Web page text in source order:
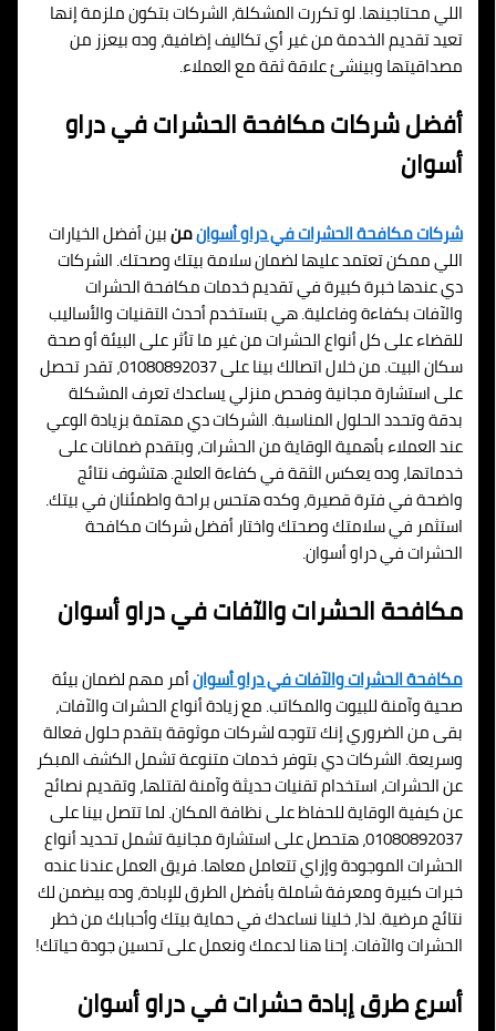
اللي محتاجينها. لو تكررت المشكلة، الشركات بتكون ملزمة إنها
تعيد تقديم الخدمة من غير أي تكاليف إضافية، وده بيعزز من
مصداقيتها وبينشئ علاقة ثقة مع العملاء.
أفضل شركات مكافحة الحشرات في دراو
أسوان
شركات مكافحة الحشرات في دراو أسوانمنبين أفضل الخيارات
اللي ممكن تعتمد عليها لضمان سلامة بيتك وصحتك. الشركات
دي عندها خبرة كبيرة في تقديم خدمات مكافحة الحشرات
والآفات بكفاءة وفاعلية. هي بتستخدم أحدث التقنيات والأساليب
للقضاء على كل أنواع الحشرات من غير ما تأثر على البيئة أو صحة
سكان البيت. من خلال اتصالك بينا على 01080892037، تقدر تحصل
على استشارة مجانية وفحص منزلي يساعدك تعرف المشكلة
بدقة وتحدد الحلول المناسبة. الشركات دي مهتمة بزيادة الوعي
عند العملاء بأهمية الوقاية من الحشرات، وبتقدم ضمانات على
خدماتها، وده يعكس الثقة في كفاءة العلاج. هتشوف نتائج
واضحة في فترة قصيرة، وكده هتحس براحة واطمئنان في بيتك.
استثمر في سلامتك وصحتك واختار أفضل شركات مكافحة
الحشرات في دراو أسوان.
مكافحة الحشرات والآفات في دراو أسوان
مكافحة الحشرات والآفات في دراو أسوانأمر مهم لضمان بيئة
صحية وآمنة للبيوت والمكاتب. مع زيادة أنواع الحشرات والآفات،
بقى من الضروري إنك تتوجه لشركات موثوقة بتقدم حلول فعالة
وسريعة. الشركات دي بتوفر خدمات متنوعة تشمل الكشف المبكر
عن الحشرات، استخدام تقنيات حديثة وآمنة لقتلها، وتقديم نصائح
عن كيفية الوقاية للحفاظ على نظافة المكان. لما تتصل بينا على
01080892037، هتحصل على استشارة مجانية تشمل تحديد أنواع
الحشرات الموجودة وإزاي تتعامل معاها. فريق العمل عندنا عنده
خبرات كبيرة ومعرفة شاملة بأفضل الطرق للإبادة، وده بيضمن لك
نتائج مرضية. لذا، خلينا نساعدك في حماية بيتك وأحبابك من خطر
الحشرات والآفات. إحنا هنا لدعمك ونعمل على تحسين جودة حياتك!
أسرع طرق إبادة حشرات في دراو أسوان